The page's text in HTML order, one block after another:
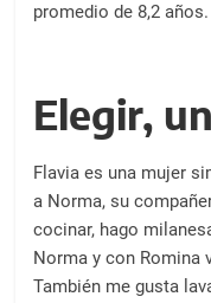
promedio de 8,2 años.
Elegir,
Flavia es una mujer
a Norma, su
cocinar, hago
Norma y con Romina
También me gusta